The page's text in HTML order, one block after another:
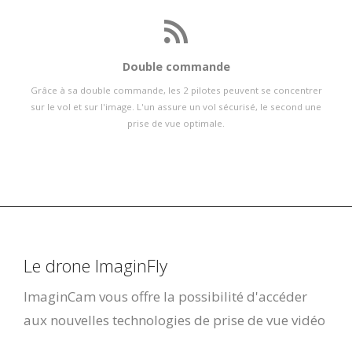
Double commande
Grâce à sa double commande, les 2 pilotes peuvent se concentrer
sur le vol et sur l'image. L'un assure un vol sécurisé, le second une
prise de vue optimale.
Le drone ImaginFly
ImaginCam vous offre la possibilité d'accéder
aux nouvelles technologies de prise de vue vidéo